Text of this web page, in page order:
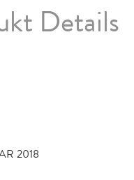
Details
2018